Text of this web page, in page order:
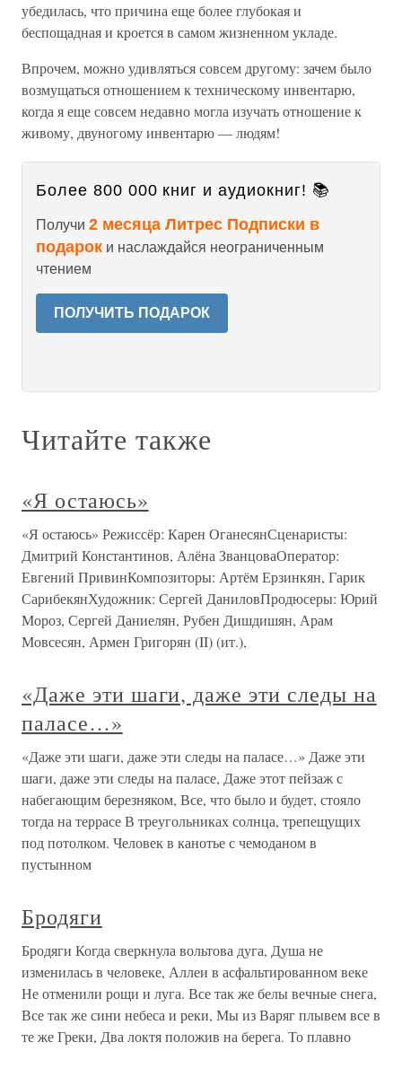
убедилась, что причина еще более глубокая и
беспощадная и кроется в самом жизненном укладе.
Впрочем, можно удивляться совсем другому: зачем было
возмущаться отношением к техническому инвентарю,
когда я еще совсем недавно могла изучать отношение к
живому, двуногому инвентарю — людям!
Более 800 000 книг и аудиокниг! 📚
Получи 2 месяца Литрес Подписки в
подарок и наслаждайся неограниченным
чтением
ПОЛУЧИТЬ ПОДАРОК
Читайте также
«Я остаюсь»
«Я остаюсь» Режиссёр: Карен ОганесянСценаристы:
Дмитрий Константинов, Алёна ЗванцоваОператор:
Евгений ПривинКомпозиторы: Артём Ерзинкян, Гарик
СарибекянХудожник: Сергей ДаниловПродюсеры: Юрий
Мороз, Сергей Даниелян, Рубен Дишдишян, Арам
Мовсесян, Армен Григорян (II) (ит.),
«Даже эти шаги, даже эти следы на
паласе…»
«Даже эти шаги, даже эти следы на паласе…» Даже эти
шаги, даже эти следы на паласе, Даже этот пейзаж с
набегающим березняком, Все, что было и будет, стояло
тогда на террасе В треугольниках солнца, трепещущих
под потолком. Человек в канотье с чемоданом в
пустынном
Бродяги
Бродяги Когда сверкнула вольтова дуга, Душа не
изменилась в человеке, Аллеи в асфальтированном веке
Не отменили рощи и луга. Все так же белы вечные снега,
Все так же сини небеса и реки, Мы из Варяг плывем все в
те же Греки, Два локтя положив на берега. То плавно